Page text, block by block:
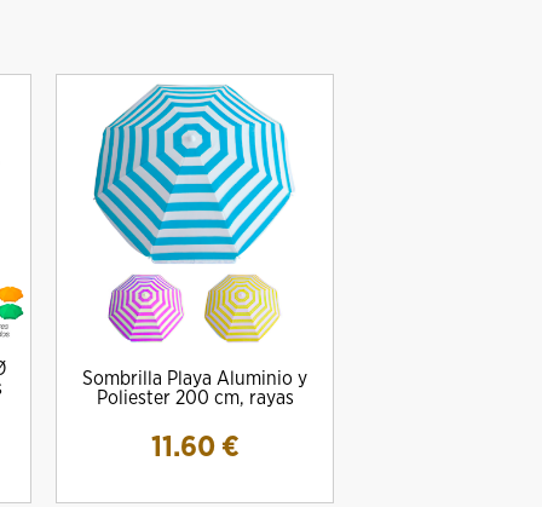
Sombrilla Playa Aluminio y
Poliester 200 cm, rayas
11.60€